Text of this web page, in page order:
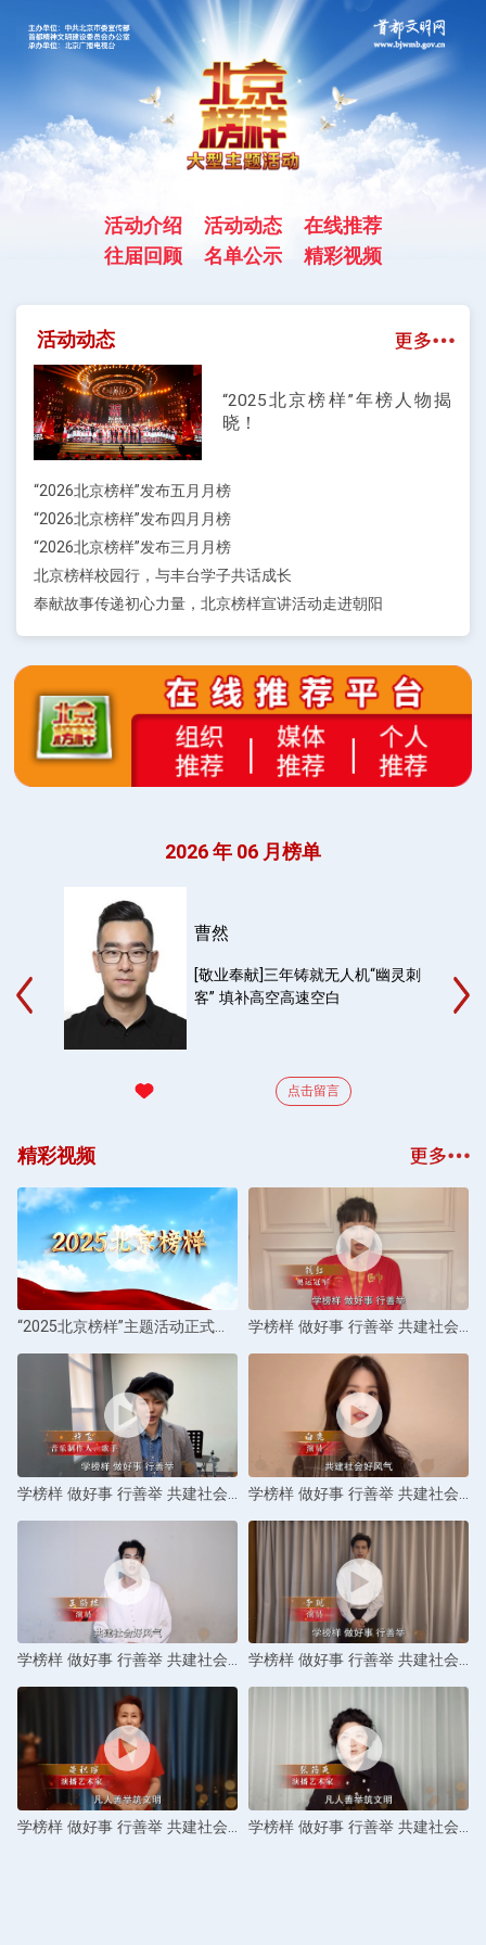
活动介绍 活动动态
在线推荐
往届回顾
名单公示 精彩视频
活动动态
“2025北京榜样”年榜人物揭
晓！
“2026北京榜样”发布五月月榜
“2026北京榜样”发布四月月榜
“2026北京榜样”发布三月月榜
北京榜样校园行，与丰台学子共话成长
奉献故事传递初心力量，北京榜样宣讲活动走进朝阳
2026 年 06 月榜单
曹然
[敬业奉献]三年铸就无人机“幽灵刺
客” 填补高空高速空白
点击留言
精彩视频
“2025北京榜样”主题活动正式启动